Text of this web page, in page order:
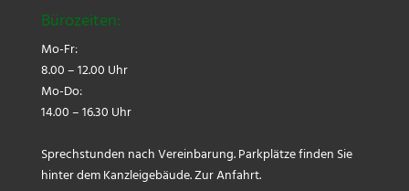
Bürozeiten:
Mo-Fr:
8.00 – 12.00 Uhr
Mo-Do:
14.00 – 16.30 Uhr
Sprechstunden nach Vereinbarung. Parkplätze finden Sie
hinter dem Kanzleigebäude.Zur Anfahrt.